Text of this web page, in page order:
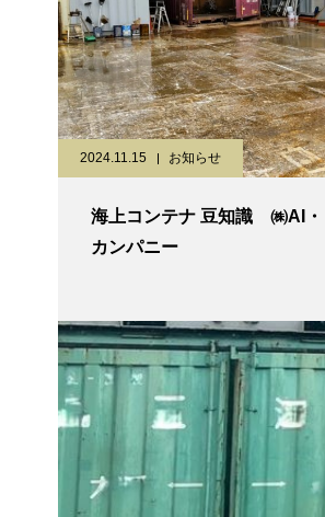
2024.11.15 お知らせ
海上コンテナ 豆知識 ㈱AI・
カンパニー